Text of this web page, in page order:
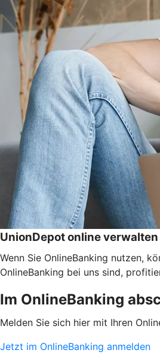
UnionDepot online verwalten
Wenn Sie OnlineBanking nutzen,
OnlineBanking bei uns sind,
Im OnlineBanking
Melden Sie sich hier mit Ihren
Jetzt im OnlineBanking anmelden